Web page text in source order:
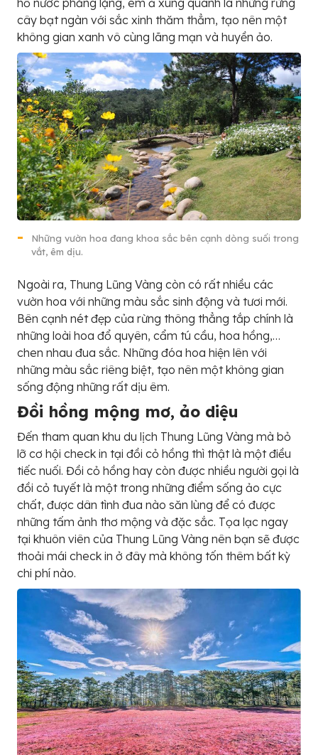
cây bạt ngàn với sắc xinh thăm thẳm, tạo nên một
không gian xanh vô cùng lãng mạn và huyền ảo.
Những vườn hoa đang khoa sắc bên cạnh dòng suối trong
vắt, êm dịu.
Ngoài ra, Thung Lũng Vàng còn có rất nhiều các
vườn hoa với những màu sắc sinh động và tươi mới.
Bên cạnh nét đẹp của rừng thông thẳng tắp chính là
những loài hoa đổ quyên, cẩm tú cầu, hoa hồng,…
chen nhau đua sắc. Những đóa hoa hiện lên với
những màu sắc riêng biệt, tạo nên một không gian
sống động những rất dịu êm.
Đồi hồng mộng mơ, ảo diệu
Đến tham quan khu du lịch Thung Lũng Vàng mà bỏ
lỡ cơ hội check in tại đồi cỏ hồng thì thật là một điều
tiếc nuối. Đồi cỏ hồng hay còn được nhiều người gọi là
đồi cỏ tuyết là một trong những điểm sống ảo cực
chất, được dân tình đua nào săn lùng để có được
những tấm ảnh thơ mộng và đặc sắc. Tọa lạc ngay
tại khuôn viên của Thung Lũng Vàng nên bạn sẽ được
thoải mái check in ở đây mà không tốn thêm bất kỳ
chi phí nào.